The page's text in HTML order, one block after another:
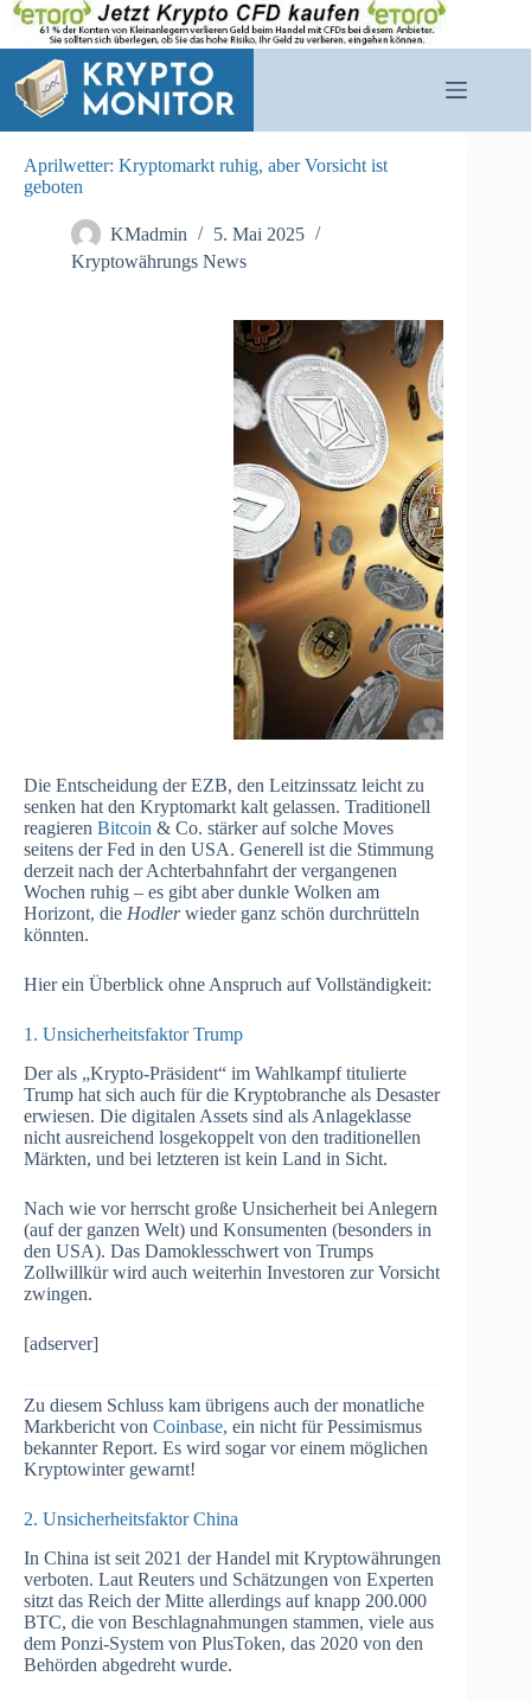
Zum
Inhalt
springen
Aprilwetter: Kryptomarkt ruhig, aber Vorsicht ist
geboten
KMadmin
5. Mai 2025
Kryptowährungs News
Die Entscheidung der EZB, den Leitzinssatz leicht zu
senken hat den Kryptomarkt kalt gelassen. Traditionell
reagieren Bitcoin & Co. stärker auf solche Moves
seitens der Fed in den USA. Generell ist die Stimmung
derzeit nach der Achterbahnfahrt der vergangenen
Wochen ruhig – es gibt aber dunkle Wolken am
Horizont, die Hodlerwieder ganz schön durchrütteln
könnten.
Hier ein Überblick ohne Anspruch auf Vollständigkeit:
1. Unsicherheitsfaktor Trump
Der als „Krypto-Präsident“ im Wahlkampf titulierte
Trump hat sich auch für die Kryptobranche als Desaster
erwiesen. Die digitalen Assets sind als Anlageklasse
nicht ausreichend losgekoppelt von den traditionellen
Märkten, und bei letzteren ist kein Land in Sicht.
Nach wie vor herrscht große Unsicherheit bei Anlegern
(auf der ganzen Welt) und Konsumenten (besonders in
den USA). Das Damoklesschwert von Trumps
Zollwillkür wird auch weiterhin Investoren zur Vorsicht
zwingen.
[adserver]
Zu diesem Schluss kam übrigens auch der monatliche
Markbericht von Coinbase, ein nicht für Pessimismus
bekannter Report. Es wird sogar vor einem möglichen
Kryptowinter gewarnt!
2. Unsicherheitsfaktor China
In China ist seit 2021 der Handel mit Kryptowährungen
verboten. Laut Reuters und Schätzungen von Experten
sitzt das Reich der Mitte allerdings auf knapp 200.000
BTC, die von Beschlagnahmungen stammen, viele aus
dem Ponzi-System von PlusToken, das 2020 von den
Behörden abgedreht wurde.